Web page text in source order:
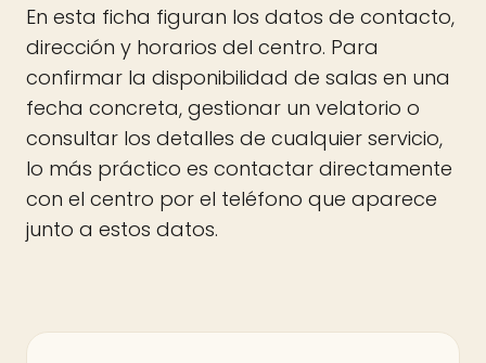
En esta ficha figuran los datos de contacto,
dirección y horarios del centro. Para
confirmar la disponibilidad de salas en una
fecha concreta, gestionar un velatorio o
consultar los detalles de cualquier servicio,
lo más práctico es contactar directamente
con el centro por el teléfono que aparece
junto a estos datos.